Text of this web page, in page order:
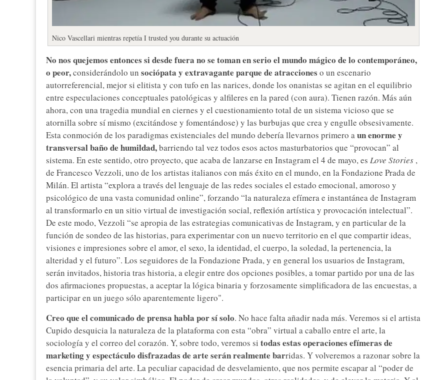
Nico Vascellari mientras repetía I trusted you durante su actuación
No nos quejemos entonces si desde fuera no se toman en serio el mundo mágico de lo contemporáneo,
o peor,considerándolo un sociópata y extravagante parque de atracciones o un escenario
autorreferencial, mejor si elitista y con tufo en las narices, donde los onanistas se agitan en el equilibrio
entre especulaciones conceptuales patológicas y alfileres en la pared (con aura). Tienen razón. Más aún
ahora, con una tragedia mundial en ciernes y el cuestionamiento total de un sistema vicioso que se
atornilla sobre sí mismo (excitándose y fomentándose) y las burbujas que crea y engulle obsesivamente.
Esta conmoción de los paradigmas existenciales del mundo debería llevarnos primero aun enorme y
transversal baño de humildad,barriendo tal vez todos esos actos masturbatorios que “provocan” al
sistema. En este sentido, otro proyecto, que acaba de lanzarse en Instagram el 4 de mayo, es Love Stories ,
de Francesco Vezzoli, uno de los artistas italianos con más éxito en el mundo, en la Fondazione Prada de
Milán. El artista “explora a través del lenguaje de las redes sociales el estado emocional, amoroso y
psicológico de una vasta comunidad online”, forzando “la naturaleza efímera e instantánea de Instagram
al transformarlo en un sitio virtual de investigación social, reflexión artística y provocación intelectual”.
De este modo, Vezzoli “se apropia de las estrategias comunicativas de Instagram, y en particular de la
función de sondeo de las historias, para experimentar con un nuevo territorio en el que compartir ideas,
visiones e impresiones sobre el amor, el sexo, la identidad, el cuerpo, la soledad, la pertenencia, la
alteridad y el futuro”. Los seguidores de la Fondazione Prada, y en general los usuarios de Instagram,
serán invitados, historia tras historia, a elegir entre dos opciones posibles, a tomar partido por una de las
dos afirmaciones propuestas, a aceptar la lógica binaria y forzosamente simplificadora de las encuestas, a
participar en un juego sólo aparentemente ligero".
Creo que el comunicado de prensa habla por sí solo. No hace falta añadir nada más. Veremos si el artista
Cupido desquicia la naturaleza de la plataforma con esta “obra” virtual a caballo entre el arte, la
sociología y el correo del corazón. Y, sobre todo, veremos si todas estas operaciones efímeras de
marketing y espectáculo disfrazadas de arte serán realmente barridas. Y volveremos a razonar sobre la
esencia primaria del arte. La peculiar capacidad de desvelamiento, que nos permite escapar al “poder de